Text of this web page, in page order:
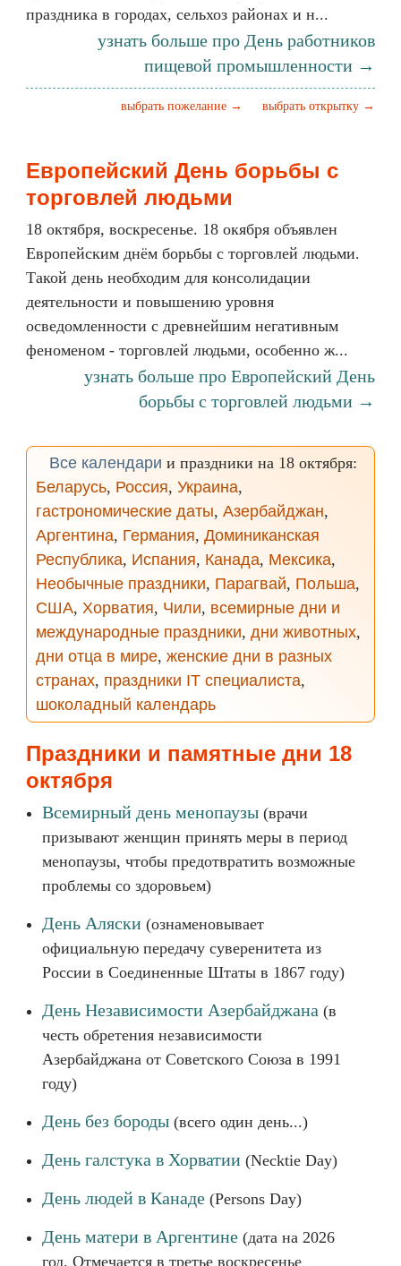
праздника в городах, сельхоз районах и н...
узнать больше про День работников
пищевой промышленности →
выбрать открытку →
выбрать пожелание →
Европейский День борьбы с
торговлей людьми
18 октября, воскресенье. 18 окября объявлен
Европейским днём борьбы с торговлей людьми.
Такой день необходим для консолидации
деятельности и повышению уровня
осведомленности с древнейшим негативным
феноменом - торговлей людьми, особенно ж...
узнать больше про Европейский День
борьбы с торговлей людьми →
Все календари и праздники на 18 октября:
Беларусь, Россия, Украина,
гастрономические даты, Азербайджан,
Аргентина, Германия, Доминиканская
Республика, Испания, Канада, Мексика,
Необычные праздники, Парагвай, Польша,
США, Хорватия, Чили, всемирные дни и
международные праздники, дни животных,
дни отца в мире, женские дни в разных
странах, праздники IT специалиста,
шоколадный календарь
Праздники и памятные дни 18
октября
Всемирный день менопаузы (врачи
призывают женщин принять меры в период
менопаузы, чтобы предотвратить возможные
проблемы со здоровьем)
День Аляски (ознаменовывает
официальную передачу суверенитета из
России в Соединенные Штаты в 1867 году)
День Независимости Азербайджана (в
честь обретения независимости
Азербайджана от Советского Союза в 1991
году)
День без бороды (всего один день...)
День галстука в Хорватии (Necktie Day)
День людей в Канаде (Persons Day)
День матери в Аргентине (дата на 2026
год. Отмечается в третье воскресенье